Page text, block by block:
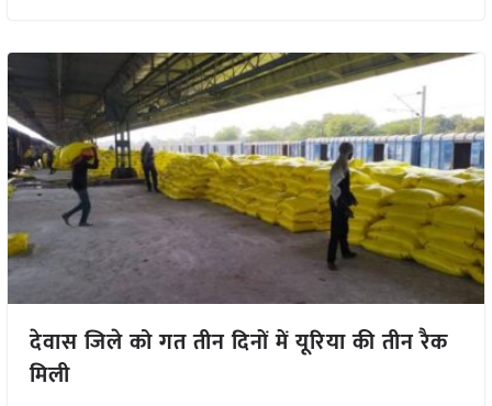
देवास जिले को गत तीन दिनों में यूरिया की तीन रैक
मिली